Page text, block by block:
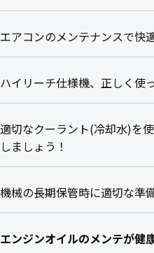
エアコンのメンテナンスで快
ハイリーチ仕様機、正しく使
適切なクーラント(冷却水)を
しましょう！
機械の長期保管時に適切な準
エンジンオイルのメンテが健